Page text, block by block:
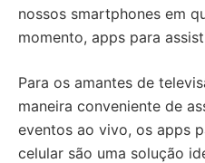
nossos smartphones em
momento, apps para
Para os amantes de
maneira conveniente de
eventos ao vivo, os apps
celular são uma solução